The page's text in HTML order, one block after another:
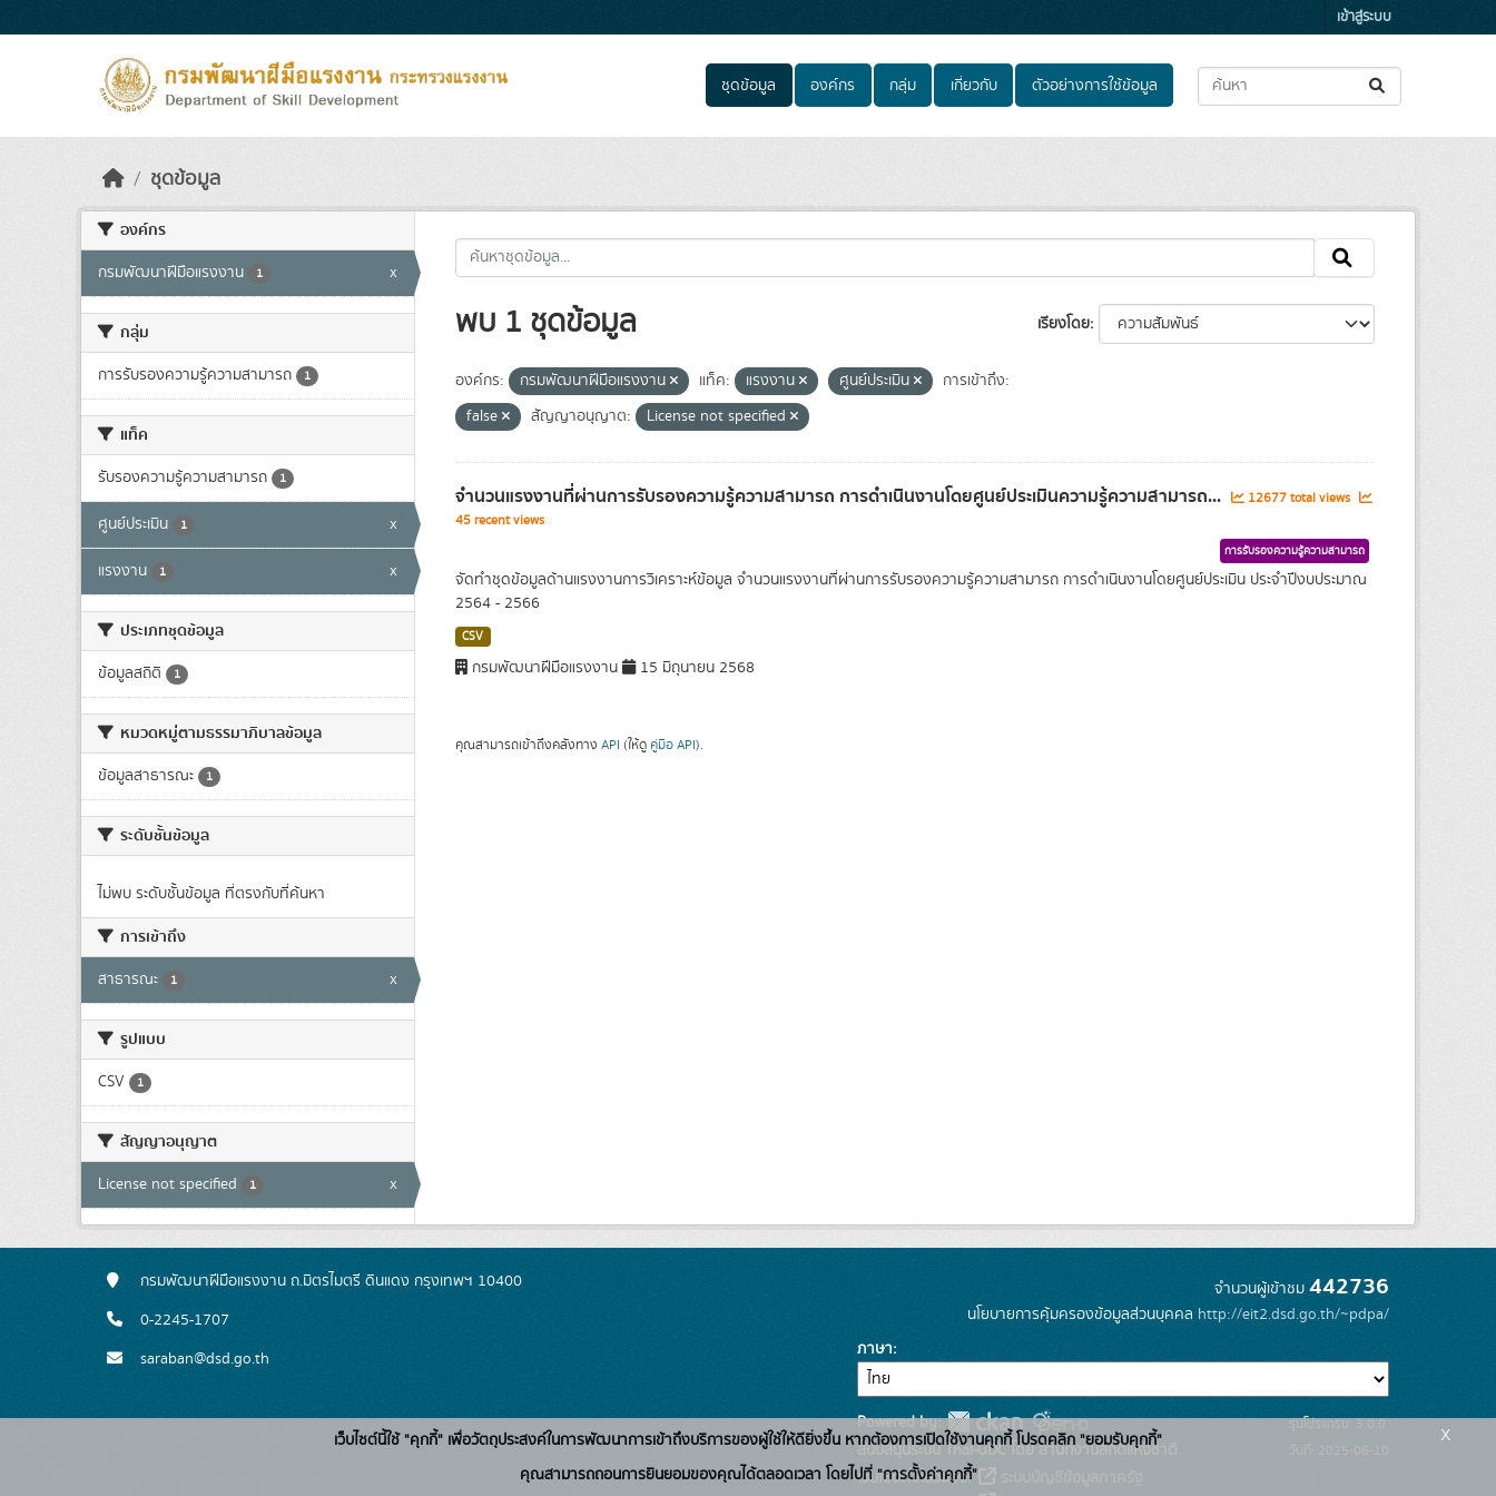
เข้าสู่ระบบ
ชุดข้อมูล องค์กร กลุ่ม เกี่ยวกับ ตัวอย่างการใช้ข้อมูล
ชุดข้อมูล
องค์กร
กรมพัฒนาฝีมือแรงงาน 1 x
กลุ่ม
การรับรองความรู้ความสามารถ 1
แท็ค
รับรองความรู้ความสามารถ 1
ศูนย์ประเมิน 1 x
แรงงาน 1 x
ประเภทชุดข้อมูล
ข้อมูลสถิติ 1
หมวดหมู่ตามธรรมาภิบาลข้อมูล
ข้อมูลสาธารณะ 1
ระดับชั้นข้อมูล
ไม่พบ ระดับชั้นข้อมูล ที่ตรงกับที่ค้นหา
การเข้าถึง
สาธารณะ 1 x
รูปแบบ
CSV 1
สัญญาอนุญาต
License not specified 1 x
เรียงโดย
พบ 1 ชุดข้อมูล
องค์กร: กรมพัฒนาฝีมือแรงงาน แท็ค: แรงงาน ศูนย์ประเมิน
การเข้าถึง:
false
สัญญาอนุญาต: License not specified
จำนวนแรงงานที่ผ่านการรับรองความรู้ความสามารถ การดำเนินงานโดยศูนย์ประเมินความรู้ความสามารถ...
12677 total views
45 recent views
การรับรองความรู้ความสามารถ
จัดทำชุดข้อมูลด้านแรงงานการวิเคราะห์ข้อมูล จำนวนแรงงานที่ผ่านการรับรองความรู้ความสามารถ การดำเนินงานโดยศูนย์ประเมิน ประจำปีงบประมาณ
2564 - 2566
CSV
กรมพัฒนาฝีมือแรงงาน 15 มิถุนายน 2568
คุณสามารถเข้าถึงคลังทาง API (ให้ดู คู่มือ API).
กรมพัฒนาฝีมือแรงงาน ถ.มิตรไมตรี ดินแดง กรุงเทพฯ 10400
0-2245-1707
saraban@dsd.go.th
จำนวนผู้เข้าชม 442736
นโยบายการคุ้มครองข้อมูลส่วนบุคคล http://eit2.dsd.go.th/~pdpa/
ภาษา
Powered by:
สนับสนุนระบบ Thai-GDC โดย สำนักงานสถิติแห่งชาติ
เว็บไซต์ที่เกี่ยวข้อง:
รุ่นโปรแกรม: 3.0.0
วันที่: 2025-06-10
เว็บไซต์นี้ใช้ "คุกกี้" เพื่อวัตถุประสงค์ในการพัฒนาการเข้าถึงบริการของผู้ใช้ให้ดียิ่งขึ้น หากต้องการเปิดใช้งานคุกกี้ โปรดคลิก "ยอมรับคุกกี้"
คุณสามารถถอนการยินยอมของคุณได้ตลอดเวลา โดยไปที่ "การตั้งค่าคุกกี้"
x